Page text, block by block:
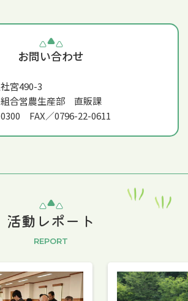
お問い合わせ
宮490-3
組合営農生産部 直販課
FAX／0796-22-0611
活動レポート
REPORT